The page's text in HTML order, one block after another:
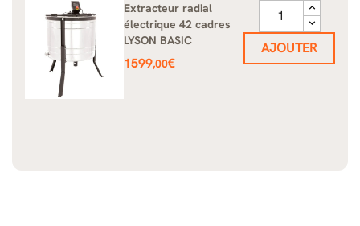
Extracteur radial
électrique 42 cadres
LYSON BASIC
Prix
1599,00€
AJOUTER